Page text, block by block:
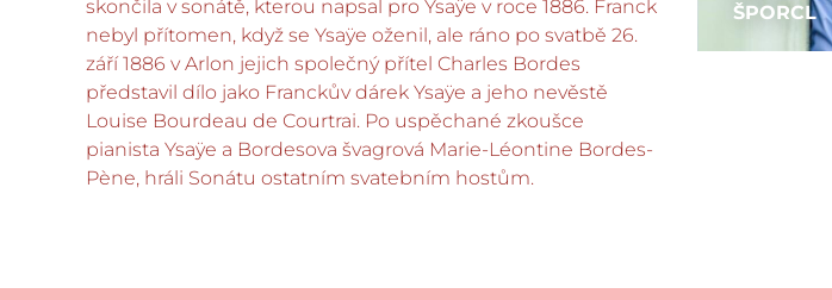
skončila v sonátě, kterou napsal pro Ysaÿe v roce 1886. Franck
nebyl přítomen, když se Ysaÿe oženil, ale ráno po svatbě 26.
září 1886 v Arlon jejich společný přítel Charles Bordes
představil dílo jako Franckův dárek Ysaÿe a jeho nevěstě
Louise Bourdeau de Courtrai. Po uspěchané zkoušce
pianista Ysaÿe a Bordesova švagrová Marie-Léontine Bordes-
Pène, hráli Sonátu ostatním svatebním hostům.
ŠPORCL